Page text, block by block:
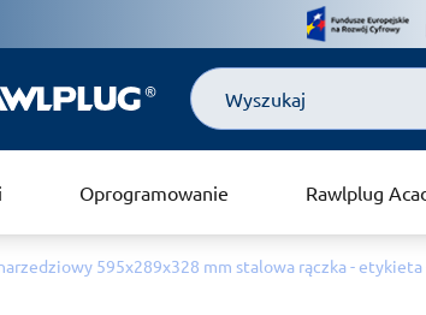
Szukaj
Oprogramowanie Rawlplug
595x289x328 mm stalowa rączka - etykieta